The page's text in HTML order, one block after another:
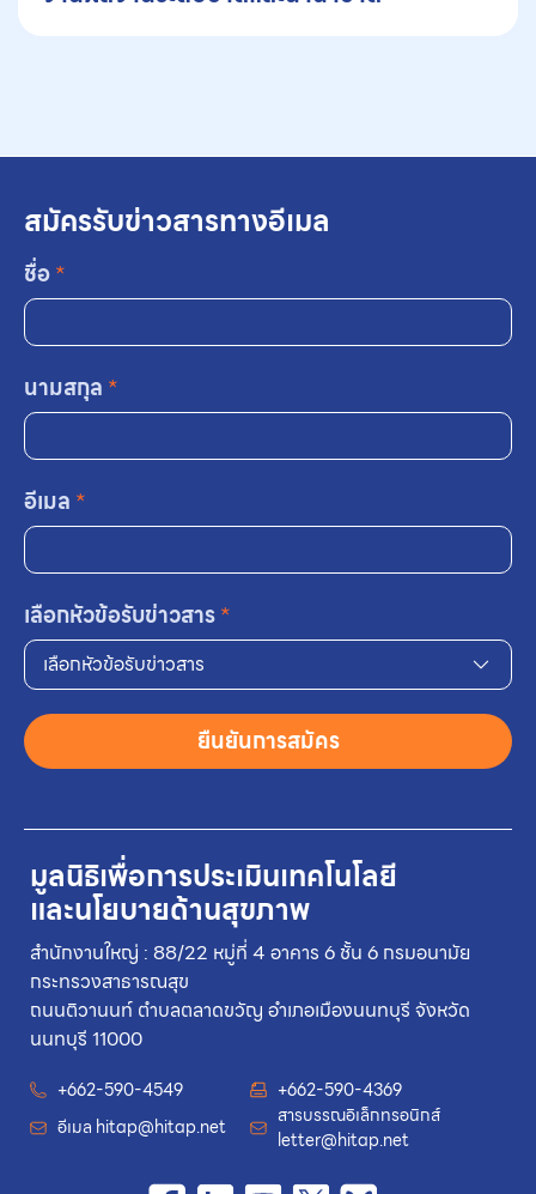
มูลนิธิเพื่อการประเมินเทคโนโลยี
และนโยบายด้านสุขภาพ
สำนักงานใหญ่ : 88/22 หมู่ที่ 4 อาคาร 6 ชั้น 6 กรมอนามัย
กระทรวงสาธารณสุข
ถนนติวานนท์ ตำบลตลาดขวัญ อำเภอเมืองนนทบุรี จังหวัด
นนทบุรี 11000
+662-590-4549
+662-590-4369
อีเมล hitap@hitap.net
สารบรรณอิเล็กทรอนิกส์
letter@hitap.net
สมัครรับข่าวสารทางอีเมล
ชื่อ*
นามสกุล *
อีเมล *
เลือกหัวข้อรับข่าวสาร*
เลือกหัวข้อรับข่าวสาร
ยืนยันการสมัคร